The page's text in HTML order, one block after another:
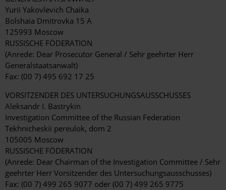
Yurii Yakovlevich Chaika
Bolshaia Dmitrovka 15 A
125993 Moscow
RUSSISCHE FÖDERATION
(Anrede: Dear Prosecutor General / Sehr geehrter Herr
Generalstaatsanwalt)
Fax: (00 7) 495 692 17 25
VORSITZENDER DES UNTERSUCHUNGSAUSSCHUSSES
Aleksandr I. Bastrykin
Investigation Committee of the Russian Federation
Tekhnicheskii pereulok, dom 2
105005 Moscow
RUSSISCHE FÖDERATION
(Anrede: Dear Chairman of the Investigation Committee / Sehr
geehrter Herr Vorsitzender des Untersuchungsausschusses)
Fax: (00 7) 499 265 9077 oder (00 7) 499 265 9775